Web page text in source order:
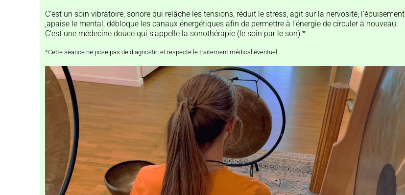
C’est un soin vibratoire, sonore qui relâche les tensions, réduit le stress, agit sur la nervosité, l’épuisement
,apaise le mental, débloque les canaux énergétiques afin de permettre à l’énergie de circuler à nouveau.
C'est une médecine douce qui s'appelle la sonothérapie (le soin par le son).*
*Cette séance ne pose pas de diagnostic et respecte le traitement médical éventuel.